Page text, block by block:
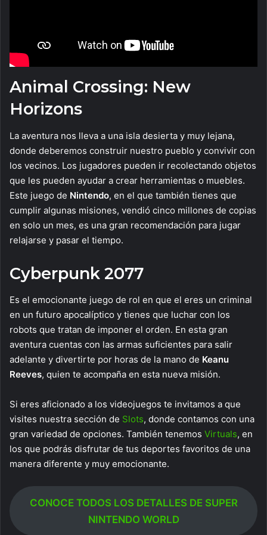
Animal Crossing: New
Horizons
La aventura nos lleva a una isla desierta y muy lejana,
donde deberemos construir nuestro pueblo y convivir con
los vecinos. Los jugadores pueden ir recolectando objetos
que les pueden ayudar a crear herramientas o muebles.
Este juego de Nintendo, en el que también tienes que
cumplir algunas misiones, vendió cinco millones de copias
en solo un mes, es una gran recomendación para jugar
relajarse y pasar el tiempo.
Cyberpunk 2077
Es el emocionante juego de rol en que el eres un criminal
en un futuro apocalíptico y tienes que luchar con los
robots que tratan de imponer el orden. En esta gran
aventura cuentas con las armas suficientes para salir
adelante y divertirte por horas de la mano de Keanu
Reeves, quien te acompaña en esta nueva misión.
Si eres aficionado a los videojuegos te invitamos a que
visites nuestra sección de Slots, donde contamos con una
gran variedad de opciones. También tenemos Virtuals, en
los que podrás disfrutar de tus deportes favoritos de una
manera diferente y muy emocionante.
CONOCE TODOS LOS DETALLES DE SUPER
NINTENDO WORLD